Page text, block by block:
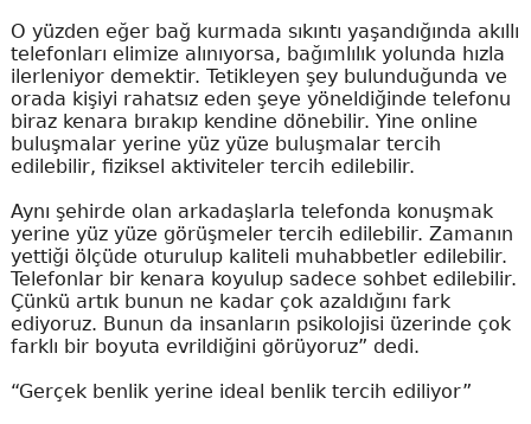
O yüzden eğer bağ kurmada sıkıntı yaşandığında akıllı
telefonları elimize alınıyorsa, bağımlılık yolunda hızla
ilerleniyor demektir. Tetikleyen şey bulunduğunda ve
orada kişiyi rahatsız eden şeye yöneldiğinde telefonu
biraz kenara bırakıp kendine dönebilir. Yine online
buluşmalar yerine yüz yüze buluşmalar tercih
edilebilir, fiziksel aktiviteler tercih edilebilir.
Aynı şehirde olan arkadaşlarla telefonda konuşmak
yerine yüz yüze görüşmeler tercih edilebilir. Zamanın
yettiği ölçüde oturulup kaliteli muhabbetler edilebilir.
Telefonlar bir kenara koyulup sadece sohbet edilebilir.
Çünkü artık bunun ne kadar çok azaldığını fark
ediyoruz. Bunun da insanların psikolojisi üzerinde çok
farklı bir boyuta evrildiğini görüyoruz” dedi.
“Gerçek benlik yerine ideal benlik tercih ediliyor”